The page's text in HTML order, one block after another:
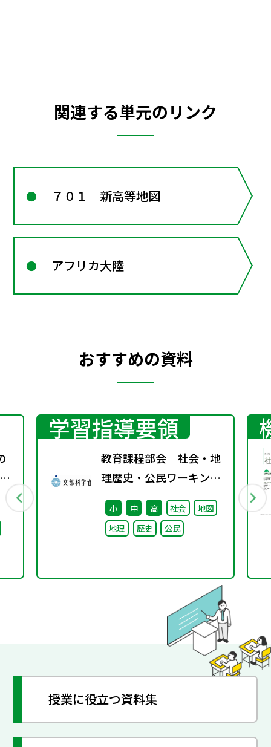
関連する単元のリンク
７０１ 新高等地図
アフリカ大陸
おすすめの資料
学習指導要領
教育課程部会 社会・地
理歴史・公民ワーキング
（第2回） 配付資料
小 中 高 社会
地図
地理
歴史 公民
授業に役立つ資料集